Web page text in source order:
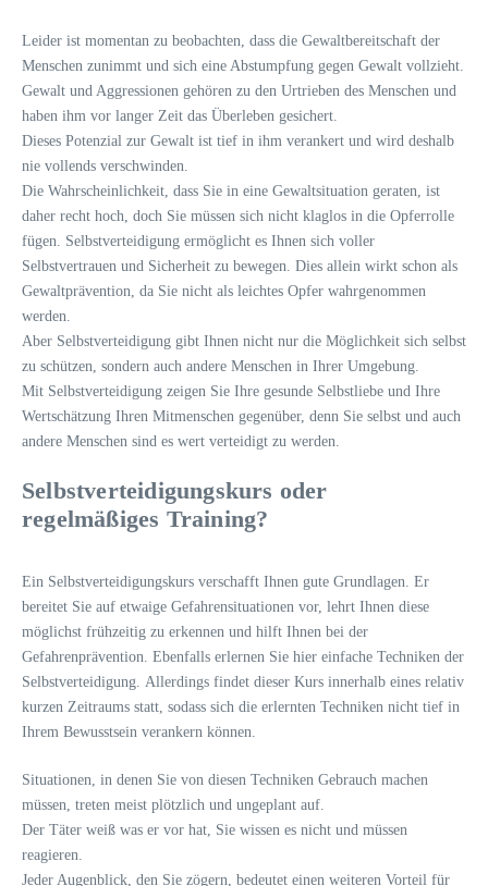
Leider ist momentan zu beobachten, dass die Gewaltbereitschaft der
Menschen zunimmt und sich eine Abstumpfung gegen Gewalt vollzieht.
Gewalt und Aggressionen gehören zu den Urtrieben des Menschen und
haben ihm vor langer Zeit das Überleben gesichert.
Dieses Potenzial zur Gewalt ist tief in ihm verankert und wird deshalb
nie vollends verschwinden.
Die Wahrscheinlichkeit, dass Sie in eine Gewaltsituation geraten, ist
daher recht hoch, doch Sie müssen sich nicht klaglos in die Opferrolle
fügen. Selbstverteidigung ermöglicht es Ihnen sich voller
Selbstvertrauen und Sicherheit zu bewegen. Dies allein wirkt schon als
Gewaltprävention, da Sie nicht als leichtes Opfer wahrgenommen
werden.
Aber Selbstverteidigung gibt Ihnen nicht nur die Möglichkeit sich selbst
zu schützen, sondern auch andere Menschen in Ihrer Umgebung.
Mit Selbstverteidigung zeigen Sie Ihre gesunde Selbstliebe und Ihre
Wertschätzung Ihren Mitmenschen gegenüber, denn Sie selbst und auch
andere Menschen sind es wert verteidigt zu werden.
Selbstverteidigungskurs oder
regelmäßiges Training?
Ein Selbstverteidigungskurs verschafft Ihnen gute Grundlagen. Er
bereitet Sie auf etwaige Gefahrensituationen vor, lehrt Ihnen diese
möglichst frühzeitig zu erkennen und hilft Ihnen bei der
Gefahrenprävention. Ebenfalls erlernen Sie hier einfache Techniken der
Selbstverteidigung. Allerdings findet dieser Kurs innerhalb eines relativ
kurzen Zeitraums statt, sodass sich die erlernten Techniken nicht tief in
Ihrem Bewusstsein verankern können.
Situationen, in denen Sie von diesen Techniken Gebrauch machen
müssen, treten meist plötzlich und ungeplant auf.
Der Täter weiß was er vor hat, Sie wissen es nicht und müssen
reagieren.
Jeder Augenblick, den Sie zögern, bedeutet einen weiteren Vorteil für